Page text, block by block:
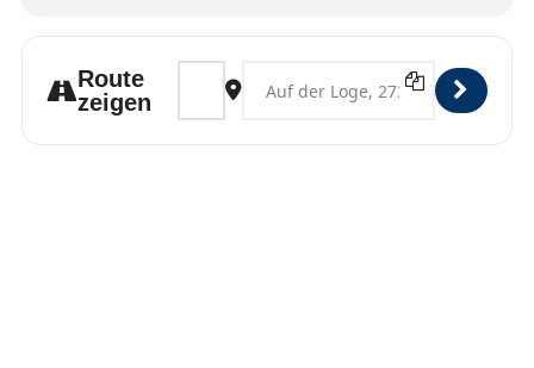
Route
zeigen
Address - Bruchhausen-Vilsen [DTuEy3T8a]
Destination Address -